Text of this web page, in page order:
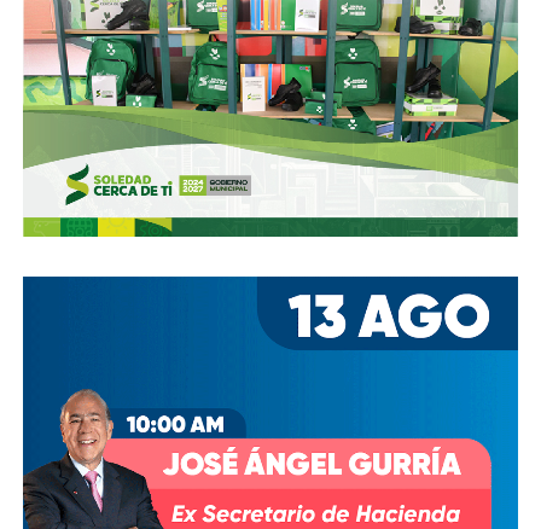
Si bien todos estos empresarios se han aliado en otras
ocasiones (en 2017 ganaron la licitación para construir
el ahora cancelado Aeropuerto de Texcoco),cuando
se otorgó la concesión para la administración de El
Realito, ni Slim ni Martínez ni los copresidentes de
Televisa tenían sus actuales injerencias en Aquos, por
lo que se podría decir que ésta fue heredada, y acabó
dejando el control de la presa en las manos de cuatro de
al menos tres intentos de rescindir o
modificar el contrato se han hecho sin haber
Agua abrió un expediente que no avanzó pese a 350 mil
afectados y una queja de oficio de la Comisión Estatal de
Derechos Humanos; en abril de 2023, el entonces
presidenteAndrés Manuel López Obradorrespondió a
una petición del gobernador Ricardo Gallardo Cardona con